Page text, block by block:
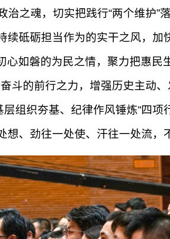
之魂，切实把践行“两个维护”
砥砺担当作为的实干之风，加
心如磐的为民之情，聚力把惠民
的前行之力，增强历史主动
组织夯基、纪律作风锤炼“四
、劲往一处使、汗往一处流，